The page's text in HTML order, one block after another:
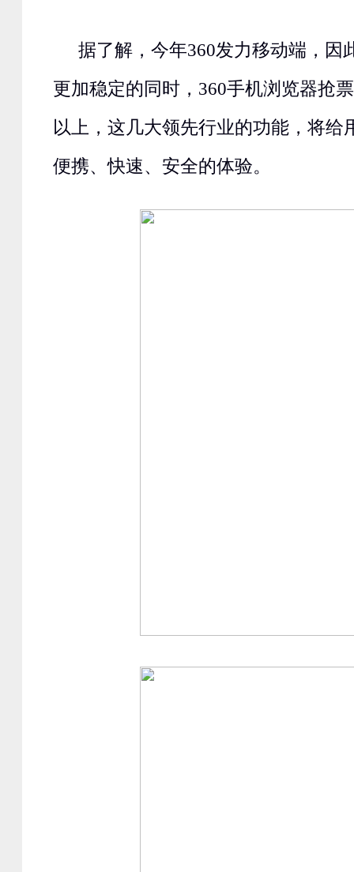
据了解，今年360发力移动端，因
更加稳定的同时，360手机浏览器抢
以上，这几大领先行业的功能，将给
便携、快速、安全的体验。